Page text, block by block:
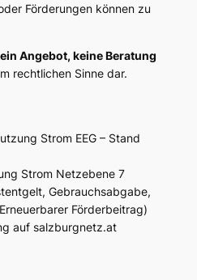
Förderungen können zu
Angebot, keine Beratung
rechtlichen Sinne dar.
Strom EEG – Stand
Strom Netzebene 7
Gebrauchsabgabe,
Förderbeitrag)
auf salzburgnetz.at